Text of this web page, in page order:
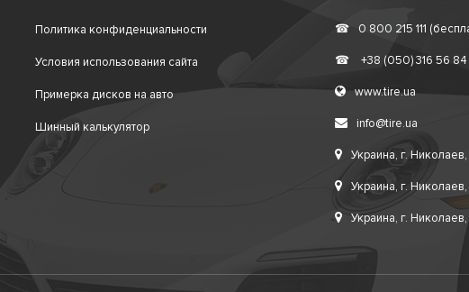
Политика конфиденциальности
Условия использования сайта
Примерка дисков на авто
Шинный калькулятор
☎ 0 800 215 111
☎ +38 (050) 316 56 84
www.tire.ua
info@tire.ua
Украина, г.
Украина, г.
Украина, г.